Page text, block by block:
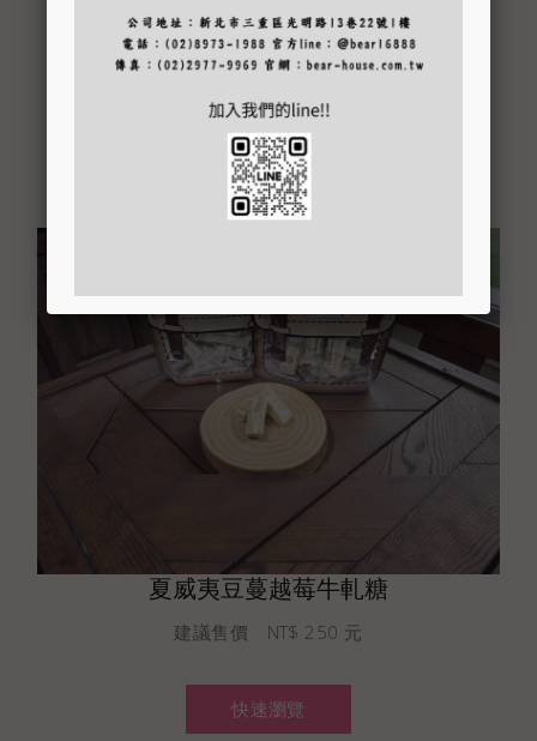
建議售價 NT$ 200 元
快速瀏覽
夏威夷豆蔓越莓牛軋糖
建議售價 NT$ 250 元
快速瀏覽